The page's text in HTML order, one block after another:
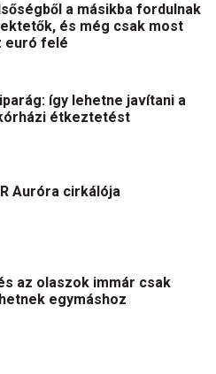
a másikba fordulnak
és még csak most
euró felé
így lehetne javítani a
étkeztetést
Auróra cirkálója
az olaszok immár csak
egymáshoz